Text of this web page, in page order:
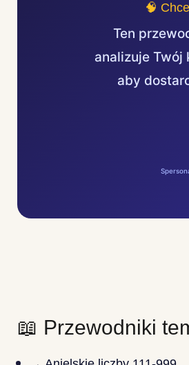
🧠
Ten
analizuje
aby
📖 Przewodniki